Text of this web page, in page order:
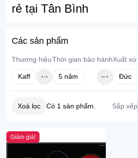
rẻ tại Tân Bình
Các sản phẩm
Thương hiệu
Kaff
Thời gian bảo hành
5 năm
Xuất xứ
Đức
Xoá lọc Có 1 sản phẩm. Sắp xếp
Giảm giá!